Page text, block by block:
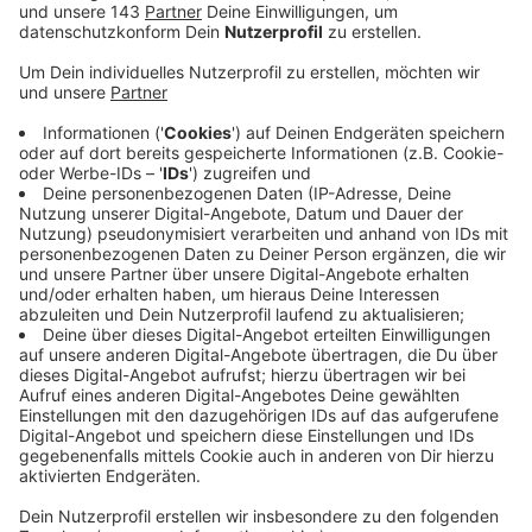
Veröffentlicht:Dienstag, 18.05.2021 15:16
Anzeige
Damit ist Sprockhövel eine der ersten Städte
Deutschlands mit dem Angebot digitaler Tests. Nach
der Terminbuchung bekommt man das Testmaterial
und kann sich in eine Videosprechstunde einwählen und
unter medizinischer Anleitung den Test durchführen.
Die Vorteile: Die Videosprechstunde ist von überall
verfügbar, zeitlich flexibel, ohne Organisationsstress
und langes Anstehen und komplett kontaktlos. Bietet
sich zum Beispiel an, wenn man spontan ins Restaurant
möchte oder zum Friseur oder auch für Unternehmen –
deren Mitarbeiter können sich vor der Arbeit
kontaktlos testen. Nach dem Test wird eine offizielle